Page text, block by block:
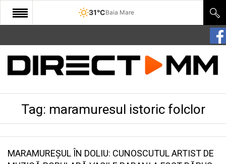
31°CBaia Mare
START
COMUNITATE
CULTURA
SANATATE
Tag: maramuresul istoric folclor
MARAMUREȘUL ÎN DOLIU: CUNOSCUTUL ARTIST DE